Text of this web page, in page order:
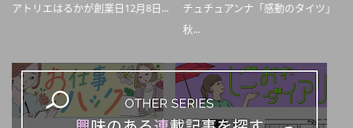
アトリエはるかが創業日12月8日...
チュチュアンナ「感動のタイツ」
秋...